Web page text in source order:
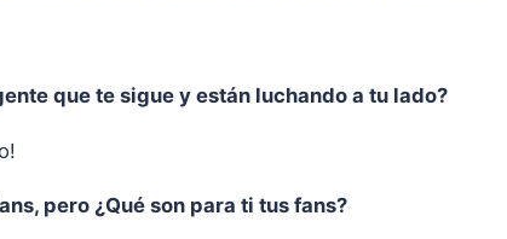
que te sigue y están luchando a tu lado?
pero ¿Qué son para ti tus fans?